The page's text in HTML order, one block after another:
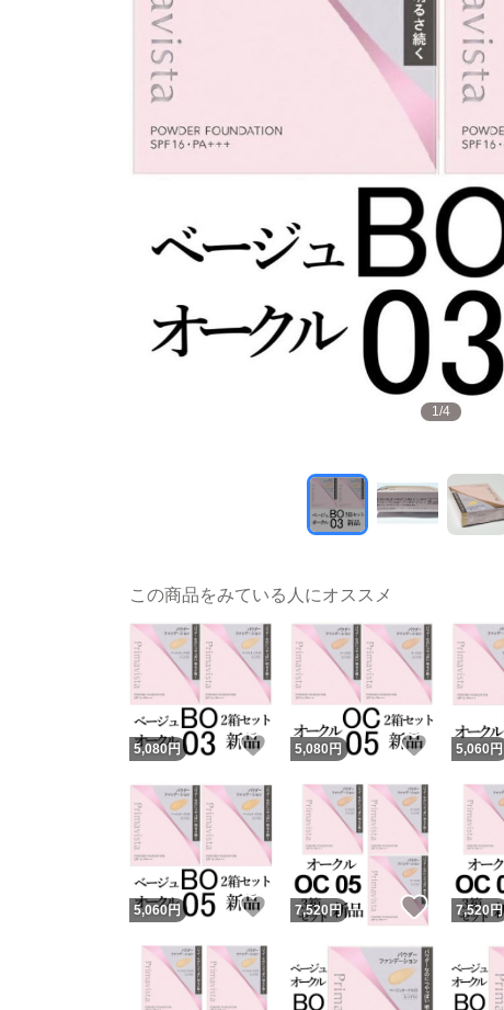
1/4
この商品をみている人にオススメ
5,080円 いいね！
5,080 円 いいね！
5,060 円
5,060円 いいね！
7,520 円 いいね！
7,520 円